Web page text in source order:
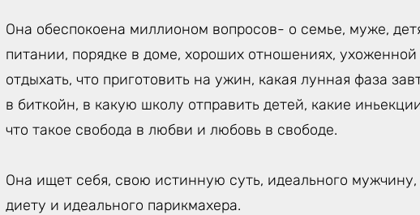
Она обеспокоена миллионом вопросов- о семье, муже,
питании, порядке в доме, хороших отношениях,
отдыхать, что приготовить на ужин, какая лунная фаза
в биткойн, в какую школу отправить детей, какие
что такое свобода в любви и любовь в свободе.
Она ищет себя, свою истинную суть, идеального
диету и идеального парикмахера.